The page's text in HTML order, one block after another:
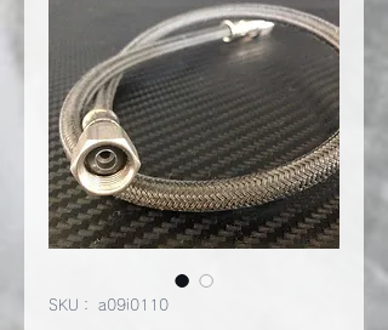
SKU： a09i0110